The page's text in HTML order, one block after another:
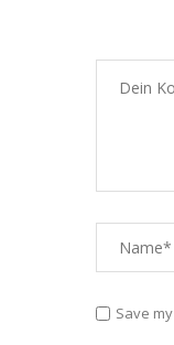
Save